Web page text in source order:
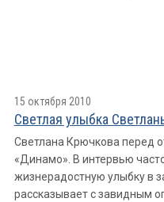
15 октября 2010
Светлая улыбка
Светлана Крючкова перед
«Динамо». В интервью
жизнерадостную улыбку в
рассказывает с завидным